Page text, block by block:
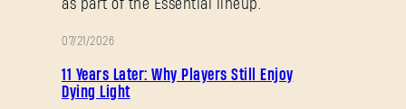
as part of the Essential lineup.
07/21/2026
11 Years Later: Why Players Still Enjoy
Dying Light